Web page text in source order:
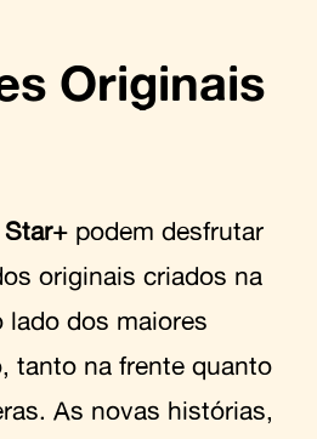
Originais
Star+ podem desfrutar
originais criados na
lado dos maiores
tanto na frente quanto
As novas histórias,